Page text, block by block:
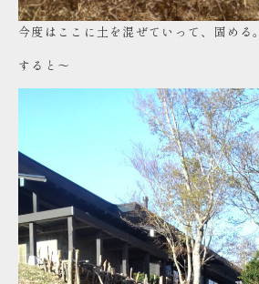
今度はここに土を混ぜていって、固める。
すると～